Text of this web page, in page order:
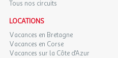
Tous nos circuits
LOCATIONS
Vacances en Bretagne
Vacances en Corse
Vacances sur la Côte d'Azur